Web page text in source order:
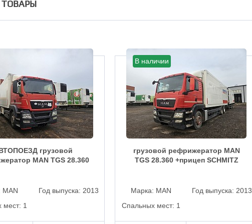
грузовой
MAN TGS 28.360
MAN Год выпуска: 2013
мест: 1
В наличии
грузовой рефрижератор MAN
TGS 28.360 +прицеп SCHMITZ
Марка: MAN Год выпуска: 2013
Спальных мест: 1